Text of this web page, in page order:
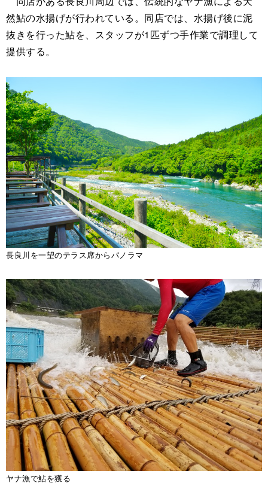
然鮎の水揚げが行われている。同店では、水揚げ後に泥
抜きを行った鮎を、スタッフが1匹ずつ手作業で調理して
提供する。
長良川を一望のテラス席からパノラマ
ヤナ漁で鮎を獲る